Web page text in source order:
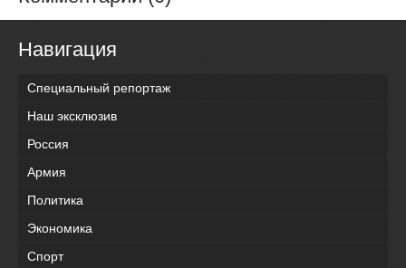
Навигация
Специальный репортаж
Наш эксклюзив
Россия
Армия
Политика
Экономика
Спорт